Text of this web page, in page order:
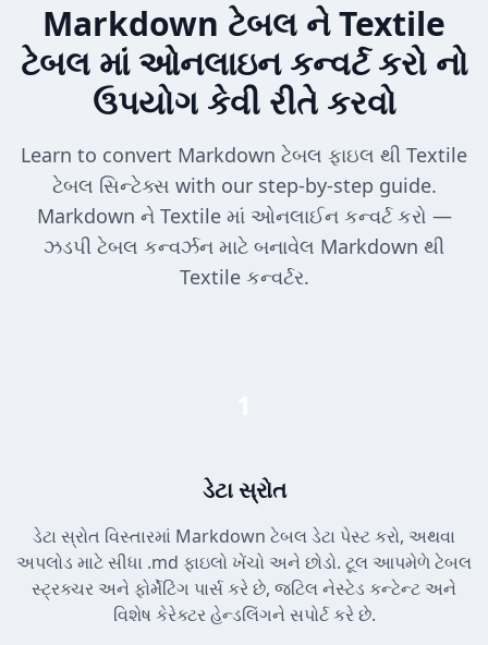
Markdown ટેબલ ને Textile
ટેબલ માં ઓનલાઇન કન્વર્ટ કરો નો
ઉપયોગ કેવી રીતે કરવો
Learn to convert Markdown ટેબલ ફાઇલ થી Textile
ટેબલ સિન્ટેક્સ with our step-by-step guide.
Markdown ને Textile માં ઓનલાઈન કન્વર્ટ કરો —
ઝડપી ટેબલ કન્વર્ઝન માટે બનાવેલ Markdown થી
Textile કન્વર્ટર.
ડેટા સ્રોત
ડેટા સ્રોત વિસ્તારમાં Markdown ટેબલ ડેટા પેસ્ટ કરો, અથવા
અપલોડ માટે સીધા .md ફાઇલો ખેંચો અને છોડો. ટૂલ આપમેળે ટેબલ
સ્ટ્રક્ચર અને ફોર્મેટિંગ પાર્સ કરે છે, જટિલ નેસ્ટેડ કન્ટેન્ટ અને
વિશેષ કેરેક્ટર હેન્ડલિંગને સપોર્ટ કરે છે.